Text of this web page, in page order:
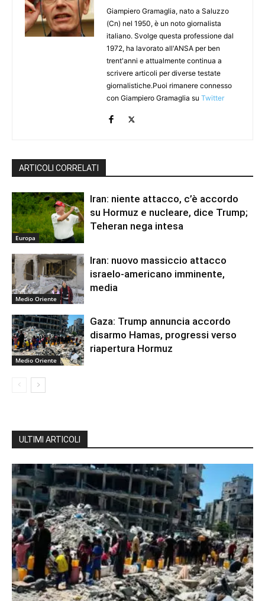
Giampiero Gramaglia, nato a Saluzzo
(Cn) nel 1950, è un noto giornalista
italiano. Svolge questa professione dal
1972, ha lavorato all'ANSA per ben
trent'anni e attualmente continua a
scrivere articoli per diverse testate
giornalistiche.Puoi rimanere connesso
con Giampiero Gramaglia su Twitter
ARTICOLI CORRELATI
Europa
Iran: niente attacco, c’è accordo
su Hormuz e nucleare, dice Trump;
Teheran nega intesa
Medio Oriente
Iran: nuovo massiccio attacco
israelo-americano imminente,
media
Medio Oriente
Gaza: Trump annuncia accordo
disarmo Hamas, progressi verso
riapertura Hormuz
ULTIMI ARTICOLI